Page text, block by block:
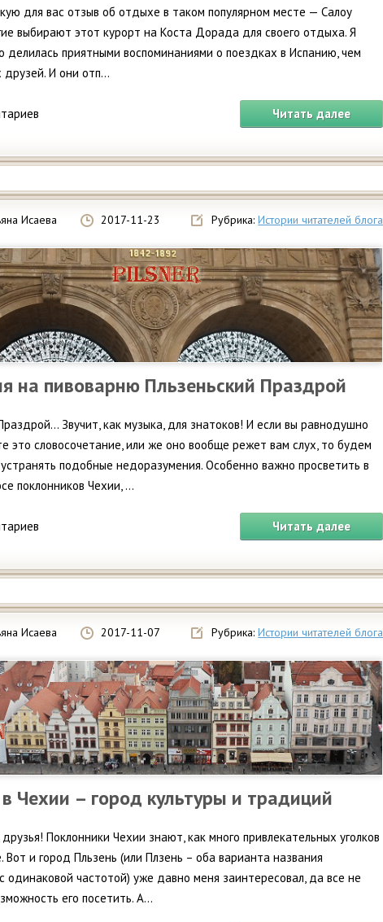
для вас отзыв об отдыхе в таком популярном месте — Салоу
выбирают этот курорт на Коста Дорада для своего отдыха. Я
делилась приятными воспоминаниями о поездках в Испанию, чем
друзей. И они отп...
Читать далее
Рубрика:Истории читателей блога
Исаева 2017-11-23
на пивоварню Пльзеньский Праздрой
Звучит, как музыка, для знатоков! И если вы равнодушно
это словосочетание, или же оно вообще режет вам слух, то будем
подобные недоразумения. Особенно важно просветить в
поклонников Чехии, ...
Читать далее
Рубрика:Истории читателей блога
Исаева 2017-11-07
Чехии – город культуры и традиций
Поклонники Чехии знают, как много привлекательных уголков
Вот и город Пльзень (или Плзень – оба варианта названия
одинаковой частотой) уже давно меня заинтересовал, да все не
его посетить. А...